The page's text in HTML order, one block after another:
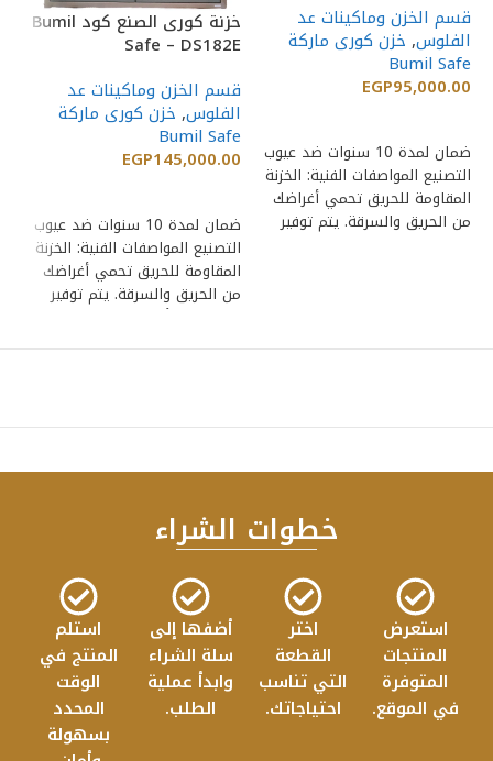
قسم الخزن وماكينات عد
الفلوس, خزن كورى ماركة
Bumil Safe
EGP95,000.00
ضمان لمدة 10 سنوات ضد عيوب
التصنيع المواصفات الفنية: الخزنة
المقاومة للحريق تحمي أغراضك
من الحريق والسرقة. يتم توفير
خزنة كورى الصنع كود Bumil
Safe – DS182E
قسم الخزن وماكينات عد
الفلوس, خزن كورى ماركة
Bumil Safe
EGP145,000.00
ضمان لمدة 10 سنوات ضد عيوب
التصنيع المواصفات الفنية: الخزنة
المقاومة للحريق تحمي أغراضك
من الحريق والسرقة. يتم توفير
تصميمات وأحجام
خطوات الشراء
استعرض
المنتجات
المتوفرة
في الموقع.
اختر
القطعة
التي تناسب
احتياجاتك.
أضفها إلى
سلة الشراء
وابدأ عملية
الطلب.
استلم
المنتج في
الوقت
المحدد
بسهولة